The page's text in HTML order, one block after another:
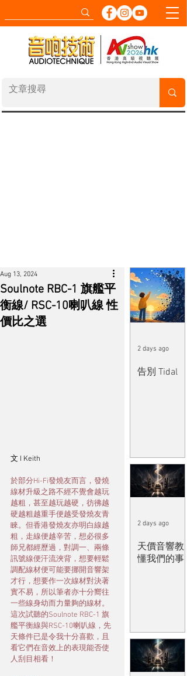
Soulnote RBC-1 旗艦平
衡線/ RSC-10喇叭線 性
價比之選
Aug 13, 2024
文 I Keith
於部分Hi-Fi發燒友而言，發燒
線材升級之路不經不覺會越玩
越粗，甚至越玩越硬，彷彿越
硬越粗越重手便越受發燒友青
睞。但香港發燒友亦明白線越
粗，走線便越辛苦，想必很多
師兄都經歷過，對調一、兩條
訊號線便汗流浹背，想要輕鬆
調配線材便可能要挪開音響架
才行，想要作一次線材對決著
實不易，所以筆者亦十分嚮往
一些線身幼而力量夠的線材。
這次試聽的Soulnote RBC-1 旗
艦平衡線與RSC-10喇叭線，先
天條件已是令我十分喜歡，且
看它們在音效上的表現能否使
人刮目相看！
告別 Tidal
2 days ago
天價音響教
懂我們的事
2 days ago